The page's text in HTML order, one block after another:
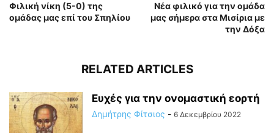
Φιλική νίκη (5-0) της
ομάδας μας επί του Σπηλίου
Νέα φιλικό για την ομάδα
μας σήμερα στα Μισίρια με
την Δόξα
RELATED ARTICLES
Ευχές για την ονομαστική εορτή
Δημήτρης Φίτσιος - 6 Δεκεμβρίου 2022